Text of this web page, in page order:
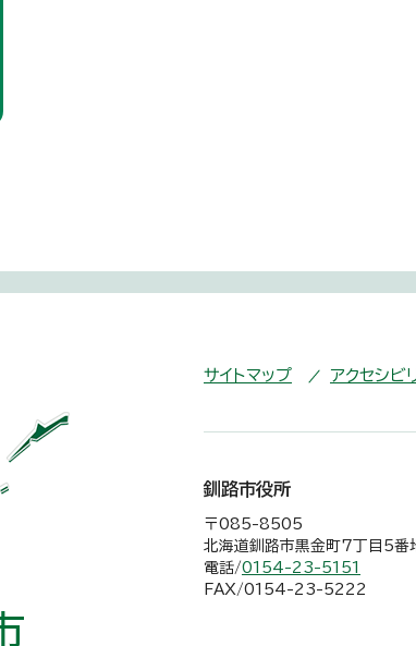
サイトマップ アクセシビ
釧路市役所
〒085-8505
北海道釧路市黒金町7丁目5番
電話/0154-23-5151
FAX/0154-23-5222